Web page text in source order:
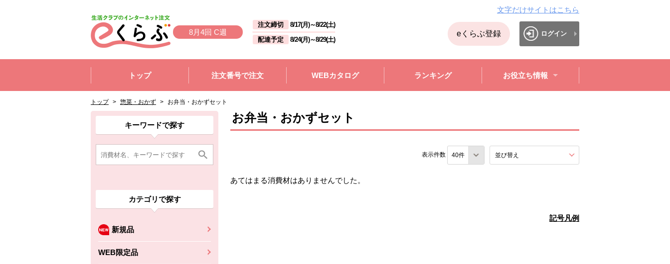
8月4回 C週
注文締切 8/17(月)～8/22(土)
配達予定
8/24(月)～8/29(土)
文字だけサイトはこちら
eくらぶ登録 ログイン
トップ
注文番号で注文 WEBカタログ ランキング お役立ち情報
トップ > 惣菜・おかず > お弁当・おかずセット
ここから消費材検索メニューです。
キーワードで探す
カテゴリで探す
新規品
WEB限定品
消費材検索メニューここまで。
ここから本文です。
ここから組合員向けメニューです。
組合員向けメニューここまで。
ここから本文です。 お弁当・おかずセット
表示件数 並び替え
あてはまる消費材はありませんでした。
記号凡例